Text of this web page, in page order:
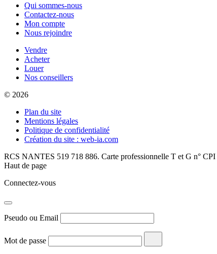
Qui sommes-nous
Contactez-nous
Mon compte
Nous rejoindre
Vendre
Acheter
Louer
Nos conseillers
© 2026
Plan du site
Mentions légales
Politique de confidentialité
Création du site : web-ia.com
RCS NANTES 519 718 886. Carte professionnelle T et G n°
Haut de page
Connectez-vous
Pseudo ou Email
Mot de passe